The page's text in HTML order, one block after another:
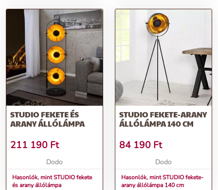
STUDIO FEKETE ÉS
ARANY ÁLLÓLÁMPA
211 190 Ft
Dodo
Hasonlók, mint STUDIO fekete
és arany állólámpa
STUDIO FEKETE-ARANY
ÁLLÓLÁMPA 140 CM
84 190 Ft
Dodo
Hasonlók, mint STUDIO fekete-
arany állólámpa 140 cm